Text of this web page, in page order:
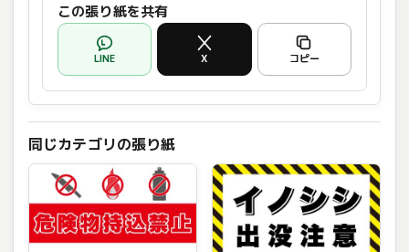
この張り紙を共有
LINE X コピー
同じカテゴリの張り紙